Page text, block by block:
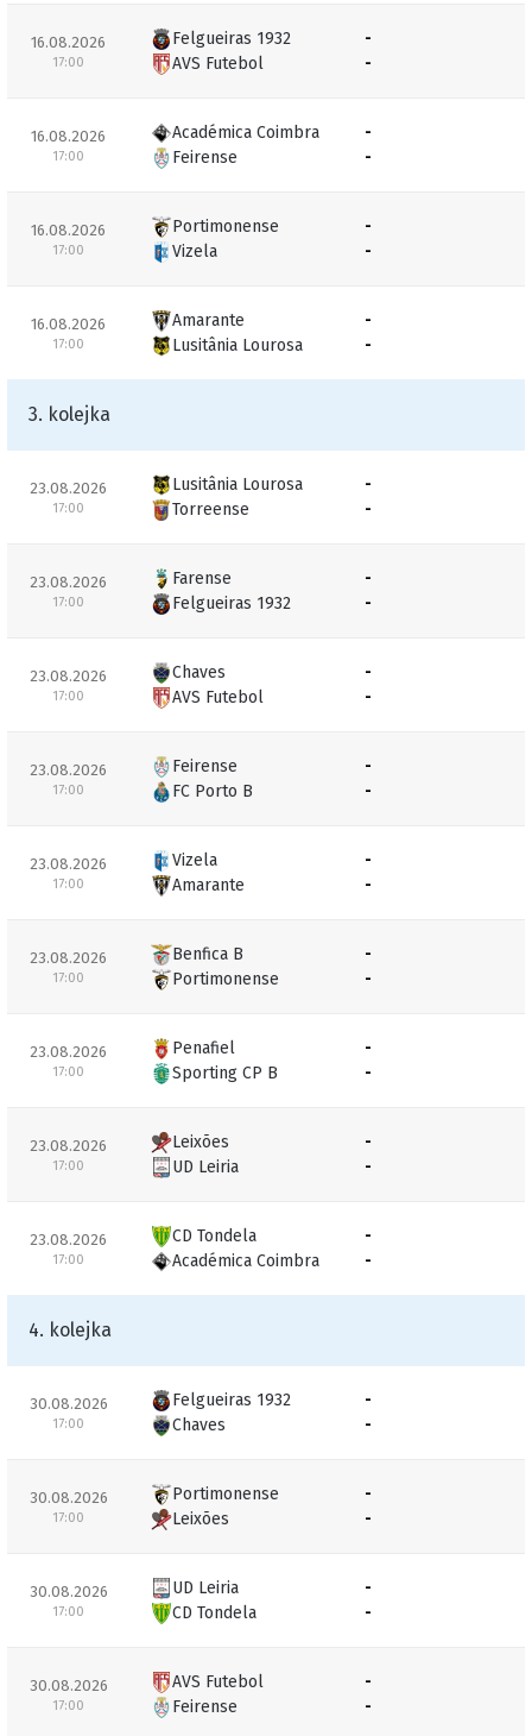
16.08.2026
17:00
Felgueiras 1932
AVS Futebol
-
-
16.08.2026
17:00
Académica Coimbra
Feirense
-
-
16.08.2026
17:00
Portimonense
Vizela
-
-
16.08.2026
17:00
Amarante
Lusitânia Lourosa
-
-
3. kolejka
23.08.2026
17:00
Lusitânia Lourosa
Torreense
-
-
23.08.2026
17:00
Farense
Felgueiras 1932
-
-
23.08.2026
17:00
Chaves
AVS Futebol
-
-
23.08.2026
17:00
Feirense
FC Porto B
-
-
23.08.2026
17:00
Vizela
Amarante
-
-
23.08.2026
17:00
Benfica B
Portimonense
-
-
23.08.2026
17:00
Penafiel
Sporting CP B
-
-
23.08.2026
17:00
Leixões
UD Leiria
-
-
23.08.2026
17:00
CD Tondela
Académica Coimbra
-
-
4. kolejka
30.08.2026
17:00
Felgueiras 1932
Chaves
-
-
30.08.2026
17:00
Portimonense
Leixões
-
-
30.08.2026
17:00
UD Leiria
CD Tondela
-
-
30.08.2026
17:00
AVS Futebol
Feirense
-
-